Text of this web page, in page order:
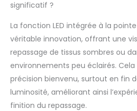
pour
de vie,
réseau
de
monde
significatif ?
La fonction LED intégrée à la
véritable innovation, offrant une
repassage de tissus sombres ou
environnements peu éclairés.
précision bienvenu, surtout en fin
luminosité, améliorant ainsi
finition du repassage.